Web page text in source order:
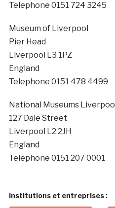
Telephone 0151 724 3245
Museum of Liverpool
Pier Head
Liverpool L3 1PZ
England
Telephone 0151 478 4499
National Museums Liverpool
127 Dale Street
Liverpool L2 2JH
England
Telephone 0151 207 0001
Institutions et entreprises :